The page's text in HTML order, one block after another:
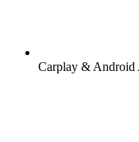
Carplay & Android